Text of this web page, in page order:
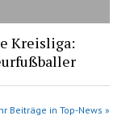
Kreisliga:
Beiträge in Top-News »